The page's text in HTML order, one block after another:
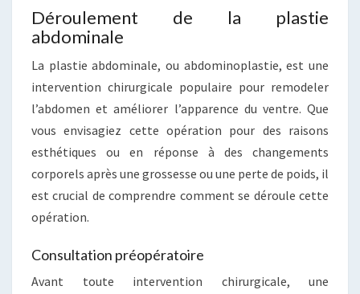
Déroulement de la plastie
abdominale
La plastie abdominale, ou abdominoplastie, est une
intervention chirurgicale populaire pour remodeler
l’abdomen et améliorer l’apparence du ventre. Que
vous envisagiez cette opération pour des raisons
esthétiques ou en réponse à des changements
corporels après une grossesse ou une perte de poids, il
est crucial de comprendre comment se déroule cette
opération.
Consultation préopératoire
Avant toute intervention chirurgicale, une